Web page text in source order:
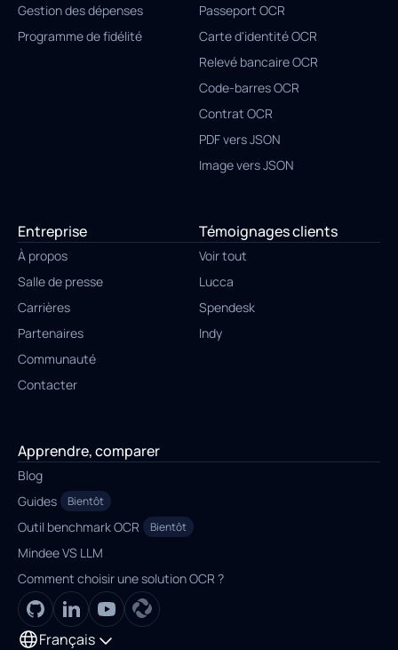
Gestion des dépenses
Programme de fidélité
Passeport OCR
Carte d'identité OCR
Relevé bancaire OCR
Code-barres OCR
Contrat OCR
PDF vers JSON
Image vers JSON
Entreprise
À propos
Salle de presse
Carrières
Partenaires
Communauté
Contacter
Témoignages clients
Voir tout
Lucca
Spendesk
Indy
Apprendre, comparer
Blog
Guides
Bientôt
Outil benchmark OCR Bientôt
Mindee VS LLM
Comment choisir une solution OCR ?
Français